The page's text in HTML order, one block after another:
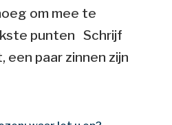
om mee te
punten Schrijf
een paar zinnen zijn